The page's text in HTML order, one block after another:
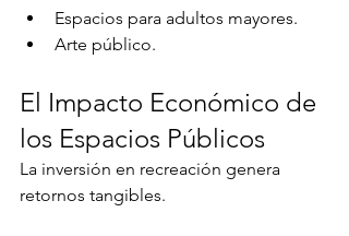
Espacios para adultos mayores.
Arte público.
El Impacto Económico de
los Espacios Públicos
La inversión en recreación genera
retornos tangibles.